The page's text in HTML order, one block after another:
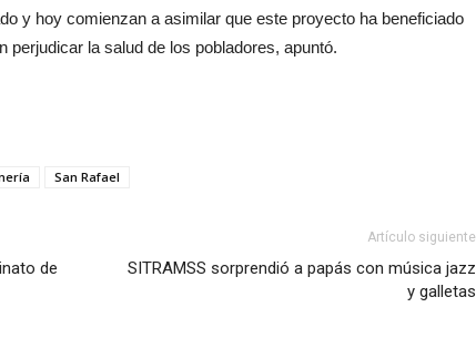
y hoy comienzan a asimilar que este proyecto ha beneficiado
la salud de los pobladores, apuntó.
San Rafael
de
Artículo siguiente
SITRAMSS sorprendió a papás con música jazz
y galletas